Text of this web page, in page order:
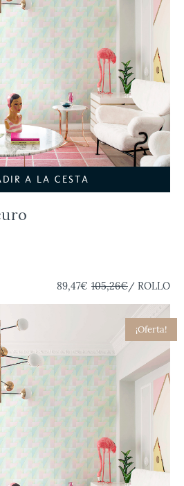
A LA CESTA
89,47€ 105,26€/ ROLLO
¡Oferta!